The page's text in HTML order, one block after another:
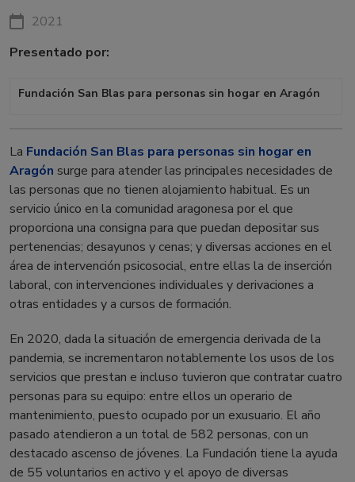
2021
Presentado por:
Fundación San Blas para personas sin hogar en Aragón
La Fundación San Blas para personas sin hogar en
Aragón surge para atender las principales necesidades de
las personas que no tienen alojamiento habitual. Es un
servicio único en la comunidad aragonesa por el que
proporciona una consigna para que puedan depositar sus
pertenencias; desayunos y cenas; y diversas acciones en el
área de intervención psicosocial, entre ellas la de inserción
laboral, con intervenciones individuales y derivaciones a
otras entidades y a cursos de formación.
En 2020, dada la situación de emergencia derivada de la
pandemia, se incrementaron notablemente los usos de los
servicios que prestan e incluso tuvieron que contratar cuatro
personas para su equipo: entre ellos un operario de
mantenimiento, puesto ocupado por un exusuario. El año
pasado atendieron a un total de 582 personas, con un
destacado ascenso de jóvenes. La Fundación tiene la ayuda
de 55 voluntarios en activo y el apoyo de diversas